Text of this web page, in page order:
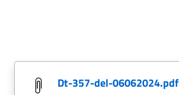
dt-357-del-06062024.pdf